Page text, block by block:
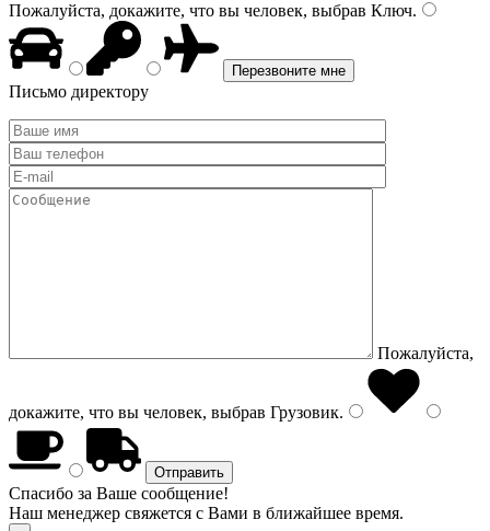
Пожалуйста, докажите, что вы человек, выбрав Ключ.
Письмо директору
Пожалуйста,
докажите, что вы человек, выбрав Грузовик.
Спасибо за Ваше сообщение!
Наш менеджер свяжется с Вами в ближайшее время.